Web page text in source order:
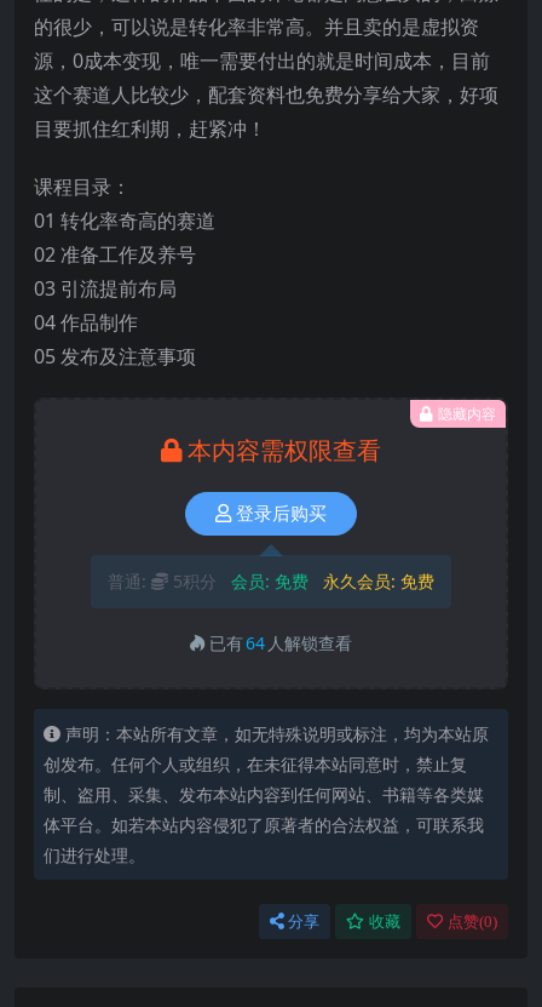
的很少，可以说是转化率非常高。并且卖的是虚拟资
源，0成本变现，唯一需要付出的就是时间成本，目前
这个赛道人比较少，配套资料也免费分享给大家，好项
目要抓住红利期，赶紧冲！
课程目录：
01 转化率奇高的赛道
02 准备工作及养号
03 引流提前布局
04 作品制作
05 发布及注意事项
隐藏内容
本内容需权限查看
登录后购买
普通: 5积分 会员: 免费 永久会员: 免费
已有64 人解锁查看
声明：本站所有文章，如无特殊说明或标注，均为本站原
创发布。任何个人或组织，在未征得本站同意时，禁止复
制、盗用、采集、发布本站内容到任何网站、书籍等各类媒
体平台。如若本站内容侵犯了原著者的合法权益，可联系我
们进行处理。
分享 收藏 点赞(0)